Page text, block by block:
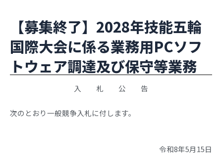
【募集終了】2028年技能五輪
国際大会に係る業務用PCソフ
トウェア調達及び保守等業務
入 札 公 告
次のとおり一般競争入札に付します。
令和8年5月15日